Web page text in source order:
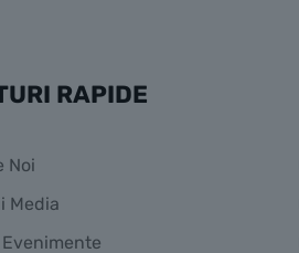
RAPIDE
Noi
Media